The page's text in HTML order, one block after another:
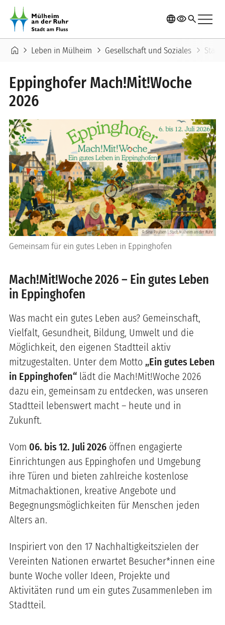
Direkt zum Inhalt
languagevisibilitysearchmenu
Pfadnavigation
home chevron_right Leben in Mülheim chevron_right Gesellschaft und Soziales chevron_right
Eppinghofer Mach!Mit!Woche
2026
©Sina Paulsen | Stadt Mülheim an der Ruhr
Gemeinsam für ein gutes Leben in Eppinghofen
Mach!Mit!Woche 2026 – Ein gutes Leben
in Eppinghofen
Was macht ein gutes Leben aus? Gemeinschaft,
Vielfalt, Gesundheit, Bildung, Umwelt und die
Möglichkeit, den eigenen Stadtteil aktiv
mitzugestalten. Unter dem Motto „Ein gutes Leben
in Eppinghofen“ lädt die Mach!Mit!Woche 2026
dazu ein, gemeinsam zu entdecken, was unseren
Stadtteil lebenswert macht – heute und in
Zukunft.
Vom 06. bis 12. Juli 2026 öffnen engagierte
Einrichtungen aus Eppinghofen und Umgebung
ihre Türen und bieten zahlreiche kostenlose
Mitmachaktionen, kreative Angebote und
Begegnungsmöglichkeiten für Menschen jeden
Alters an.
Inspiriert von den 17 Nachhaltigkeitszielen der
Vereinten Nationen erwartet Besucher*innen eine
bunte Woche voller Ideen, Projekte und
Aktivitäten rund um ein gutes Zusammenleben im
Stadtteil.